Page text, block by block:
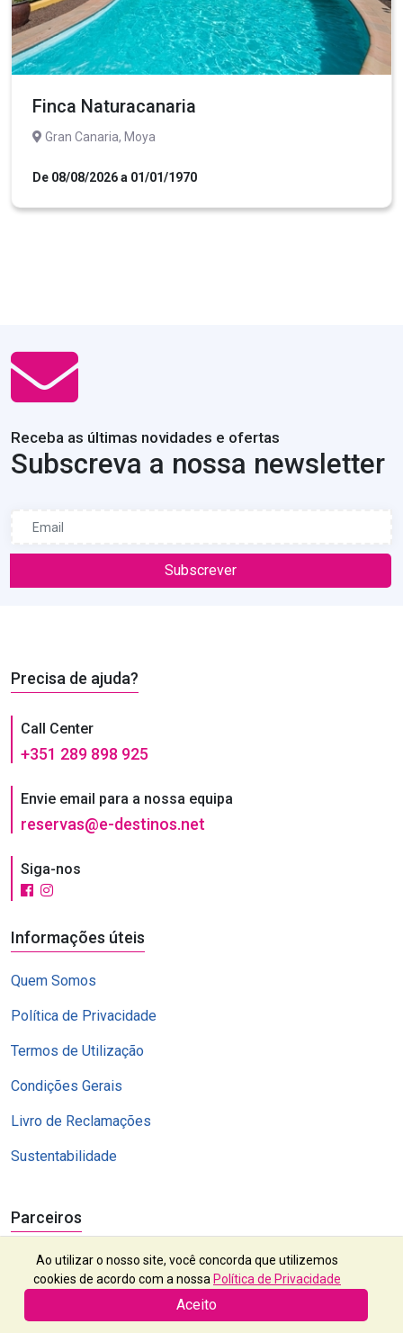
Finca Naturacanaria
Gran Canaria, Moya
De 08/08/2026 a 01/01/1970
Receba as últimas novidades e ofertas
Subscreva a nossa newsletter
Subscrever
Precisa de ajuda?
Call Center
+351 289 898 925
Envie email para a nossa equipa
reservas@e-destinos.net
Siga-nos
Informações úteis
Quem Somos
Política de Privacidade
Termos de Utilização
Condições Gerais
Livro de Reclamações
Sustentabilidade
Parceiros
Ao utilizar o nosso site, você concorda que utilizemos
cookies de acordo com a nossa Política de Privacidade
Aceito